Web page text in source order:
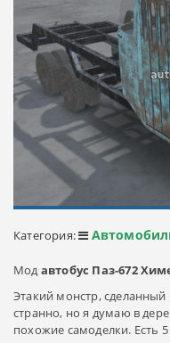
Категория:
Модавтобус Паз-672
Этакий монстр, сделанный
странно, но я думаю в
похожие самоделки. Есть